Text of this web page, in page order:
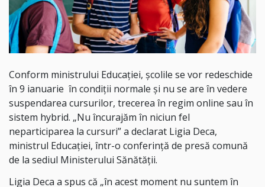
Conform ministrului Educației, școlile se vor redeschide
în 9 ianuarie în condiții normale și nu se are în vedere
suspendarea cursurilor, trecerea în regim online sau în
sistem hybrid. „Nu încurajăm în niciun fel
neparticiparea la cursuri” a declarat Ligia Deca,
ministrul Educației, într-o conferință de presă comună
de la sediul Ministerului Sănătății.
Ligia Deca a spus că „în acest moment nu suntem în